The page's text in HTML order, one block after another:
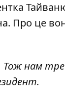
Про це
нам